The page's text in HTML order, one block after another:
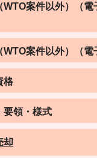
WTO案件以外）（電
WTO案件以外）（電
格
要領・様式
却